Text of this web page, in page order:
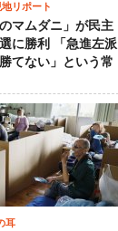
地リポート
のマムダニ」が民主
に勝利 「急進左派
てない」という常
耳